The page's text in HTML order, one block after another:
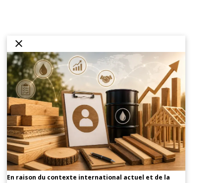
En raison du contexte international actuel et de la